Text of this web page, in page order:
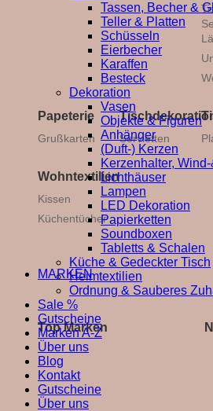
Papeterie
Grußkarten Servietten
Wohntextilien
Kissen
Küchentücher
MARKEN
Top Marken
Tassen, Becher &
Teller & Platten
Schüsseln
Eierbecher
Karaffen
Besteck
Dekoration
Vasen
Objekte & Figuren
Anhänger
(Duft-) Kerzen
Kerzenhalter,
Lichthäuser
Lampen
LED Dekoration
Papierketten
Soundboxen
Tabletts & Schalen
Küche & Gedeckter Tisch
Heimtextilien
Ordnung & Sauberes
Sale %
Gutscheine
Marken A-Z
Über uns
Blog
Kontakt
Gutscheine
Über uns